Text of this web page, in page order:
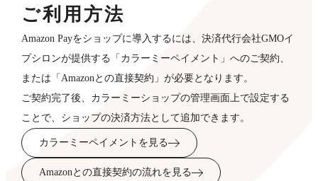
ご利用方法
Amazon Payをショップに導入するには、決済代行会社GMOイ
プシロンが提供する「カラーミーペイメント」へのご契約、
または「Amazonとの直接契約」が必要となります。
ご契約完了後、カラーミーショップの管理画面上で設定する
ことで、ショップの決済方法として追加できます。
カラーミーペイメントを見る
Amazonとの直接契約の流れを見る